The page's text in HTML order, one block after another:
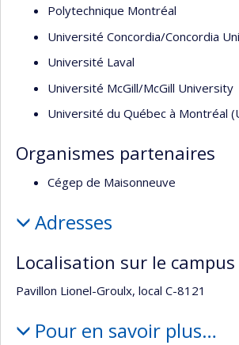
Polytechnique Montréal
Université Concordia/Concordia
Université Laval
Université McGill/McGill University
Université du Québec à Montréal
Organismes partenaires
Cégep de Maisonneuve
Adresses
Localisation sur le campus
Pavillon Lionel-Groulx, local C-8121
Pour en savoir plus…